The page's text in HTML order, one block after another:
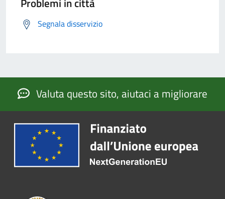
Segnala disservizio
Valuta questo sito, aiutaci a migliorare